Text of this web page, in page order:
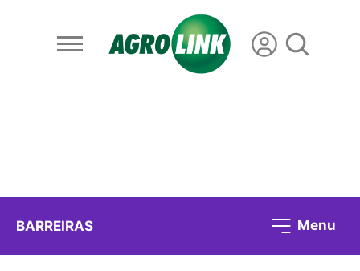
BARREIRAS Menu